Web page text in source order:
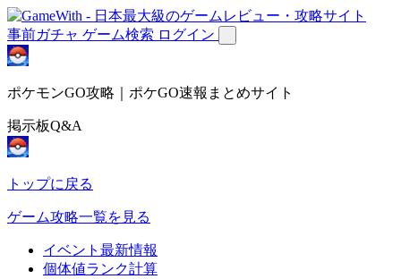
事前ガチャ ゲーム検索 ログイン
ポケモンGO攻略｜ポケGO速報まとめサイト
掲示板Q&A
トップに戻る
ゲーム攻略一覧を見る
イベント最新情報
個体値ランク計算